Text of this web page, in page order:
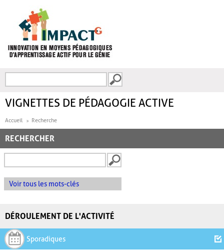
FORMULAIRE DE
VIGNETTES DE PÉDAGOGIE ACTIVE
Accueil Recherche
RECHERCHER
Voir tous les mots-clés
DÉROULEMENT DE L'ACTIVITÉ
Sporadiques